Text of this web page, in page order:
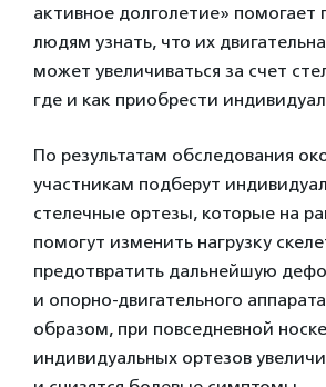
активное долголетие»
людям узнать, что их
может увеличиваться за счет
где и как приобрести
По результатам обследования
участникам подберут
стелечные ортезы, которые на
помогут изменить нагрузку
предотвратить дальнейшую
и опорно-двигательного
образом, при повседневной носке
индивидуальных ортезов